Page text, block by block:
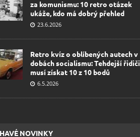
za komunismu: 10 retro otázek
ukáže, kdo má dobrý přehled
23.6.2026
Retro kvíz o oblíbených autech v
dobách socialismu: Tehdejší řidiči
musí získat 10 z 10 bodů
6.5.2026
NOVINKY